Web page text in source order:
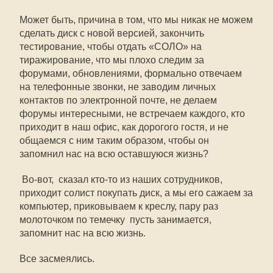
Может быть, причина в том, что мы никак не можем
сделать диск с новой версией, закончить
тестирование, чтобы отдать «СОЛО» на
тиражирование, что мы плохо следим за
форумами, обновлениями, формально отвечаем
на телефонные звонки, не заводим личных
контактов по электронной почте, не делаем
форумы интересными, не встречаем каждого, кто
приходит в наш офис, как дорогого гостя, и не
общаемся с ним таким образом, чтобы он
запомнил нас на всю оставшуюся жизнь?
 Во-вот,  сказал кто-то из наших сотрудников, 
приходит солист покупать диск, а мы его сажаем за
компьютер, приковываем к креслу, пару раз
молоточком по темечку  пусть занимается,
запомнит нас на всю жизнь.
Все засмеялись.